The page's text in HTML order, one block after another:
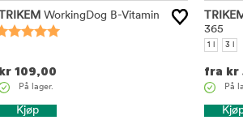
TRIKEM WorkingDog B-Vitamin
kr109,00
På lager.
Kjøp
365
1 l 3 l
fra kr
På